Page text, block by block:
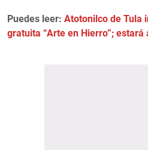
Puedes leer: Atotonilco de Tula
gratuita “Arte en Hierro”;